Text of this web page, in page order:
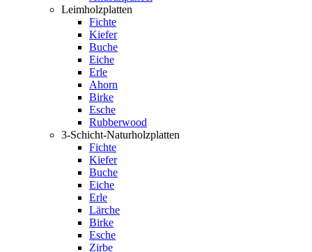
Leimholzplatten
Fichte
Kiefer
Buche
Eiche
Erle
Ahorn
Birke
Esche
Rubberwood
3-Schicht-Naturholzplatten
Fichte
Kiefer
Buche
Eiche
Erle
Lärche
Birke
Esche
Zirbe